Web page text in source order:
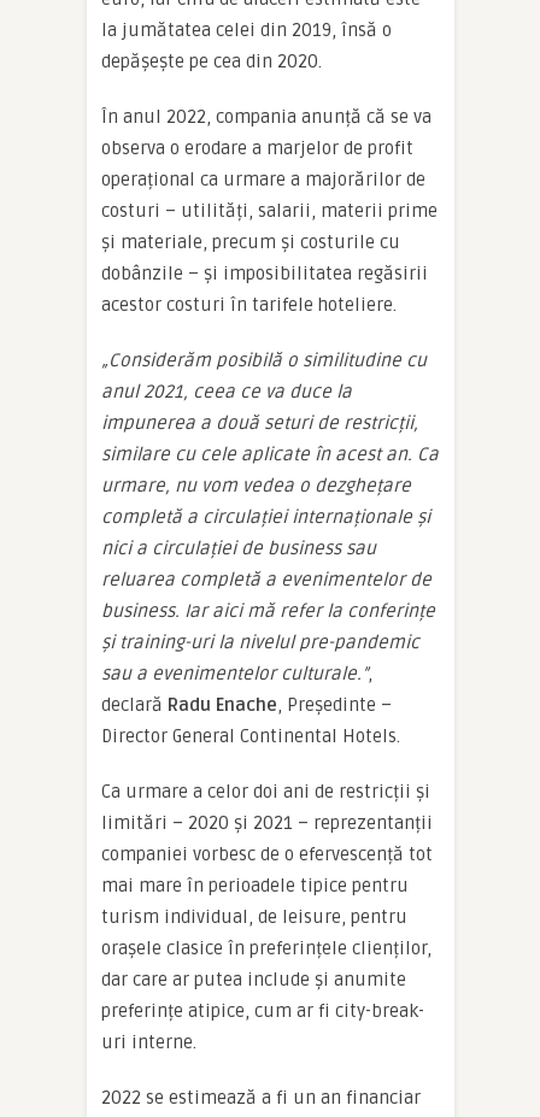
la jumătatea celei din 2019, însă o
depășește pe cea din 2020.
În anul 2022, compania anunță că se va
observa o erodare a marjelor de profit
operațional ca urmare a majorărilor de
costuri – utilități, salarii, materii prime
și materiale, precum și costurile cu
dobânzile – și imposibilitatea regăsirii
acestor costuri în tarifele hoteliere.
„Considerăm posibilă o similitudine cu
anul 2021, ceea ce va duce la
impunerea a două seturi de restricții,
similare cu cele aplicate în acest an. Ca
urmare, nu vom vedea o dezghețare
completă a circulației internaționale și
nici a circulației de business sau
reluarea completă a evenimentelor de
business. Iar aici mă refer la conferințe
și training-uri la nivelul pre-pandemic
sau a evenimentelor culturale.”,
declară Radu Enache, Președinte –
Director General Continental Hotels.
Ca urmare a celor doi ani de restricții și
limitări – 2020 și 2021 – reprezentanții
companiei vorbesc de o efervescență tot
mai mare în perioadele tipice pentru
turism individual, de leisure, pentru
orașele clasice în preferințele clienților,
dar care ar putea include și anumite
preferințe atipice, cum ar fi city-break-
uri interne.
2022 se estimează a fi un an financiar